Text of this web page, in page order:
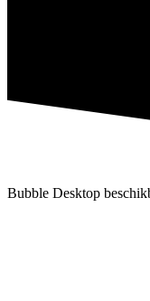
Bubble Desktop